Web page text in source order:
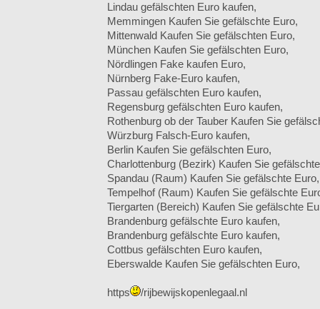
Lindau gefälschten Euro kaufen,
Memmingen Kaufen Sie gefälschte Euro,
Mittenwald Kaufen Sie gefälschten Euro,
München Kaufen Sie gefälschten Euro,
Nördlingen Fake kaufen Euro,
Nürnberg Fake-Euro kaufen,
Passau gefälschten Euro kaufen,
Regensburg gefälschten Euro kaufen,
Rothenburg ob der Tauber Kaufen Sie
Würzburg Falsch-Euro kaufen,
Berlin Kaufen Sie gefälschten Euro,
Charlottenburg (Bezirk) Kaufen Sie
Spandau (Raum) Kaufen Sie gefälschte Euro,
Tempelhof (Raum) Kaufen Sie gefälschte
Tiergarten (Bereich) Kaufen Sie gefälschte
Brandenburg gefälschte Euro kaufen,
Brandenburg gefälschte Euro kaufen,
Cottbus gefälschten Euro kaufen,
Eberswalde Kaufen Sie gefälschten Euro,
https /rijbewijskopenlegaal.nl